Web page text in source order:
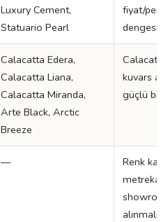
Luxury Cement,
Statuario Pearl
fiyat/
dengesi
Calacatta Edera,
Calacatta Liana,
Calacatta Miranda,
Arte Black, Arctic
Breeze
kuvars
güçlü bir
—
Renk